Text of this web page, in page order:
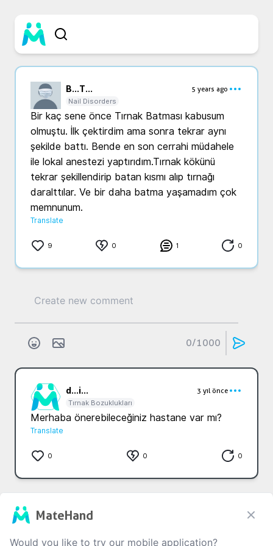
B...T...
5 years ago
Nail Disorders
Bir kaç sene önce Tırnak Batması kabusum
olmuştu. İlk çektirdim ama sonra tekrar aynı
şekilde battı. Bende en son cerrahi müdahele
ile lokal anestezi yaptırıdım.Tırnak kökünü
tekrar şekillendirip batan kısmı alıp tırnağı
daralttılar. Ve bir daha batma yaşamadım çok
memnunum.
Translate
9 0 1 0
0/1000
d...i...
3 yıl önce
Tırnak Bozuklukları
Merhaba önerebileceğiniz hastane var mı?
Translate
0 0 0
MateHand
Would you like to try our mobile application?